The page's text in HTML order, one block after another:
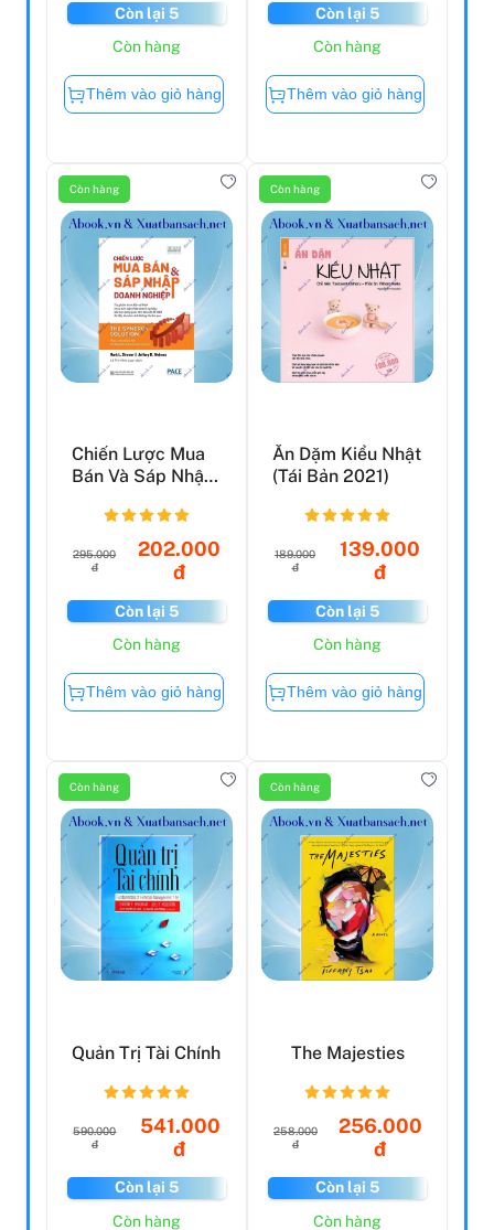
Còn lại 5
Còn hàng
Thêm vào giỏ hàng
Còn lại 5
Còn hàng
Thêm vào giỏ hàng
Còn hàng
Chiến Lược Mua
Bán Và Sáp Nhập
295.000
đ
202.000
đ
Còn lại 5
Còn hàng
Thêm vào giỏ hàng
Còn hàng
Ăn Dặm Kiểu Nhật
(Tái Bản 2021)
189.000
đ
139.000
đ
Còn lại 5
Còn hàng
Thêm vào giỏ hàng
Còn hàng
Quản Trị Tài Chính
590.000
đ
541.000
đ
Còn lại 5
Còn hàng
Còn hàng
The Majesties
258.000
đ
256.000
đ
Còn lại 5
Còn hàng